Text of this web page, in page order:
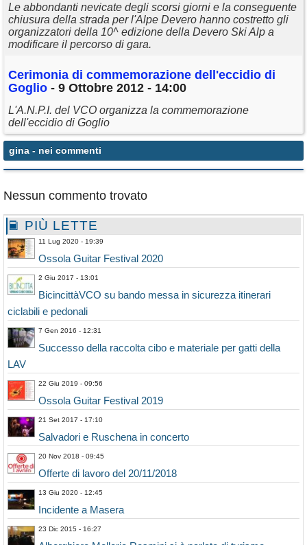
Le abbondanti nevicate degli scorsi giorni e la conseguente
chiusura della strada per l'Alpe Devero hanno costretto gli
organizzatori della 10^ edizione della Devero Ski Alp a
modificare il percorso di gara.
Cerimonia di commemorazione dell'eccidio di
Goglio - 9 Ottobre 2012 - 14:00
L'A.N.P.I. del VCO organizza la commemorazione
dell'eccidio di Goglio
gina - nei commenti
Nessun commento trovato
PIÙ LETTE
11 Lug 2020 - 19:39
Ossola Guitar Festival 2020
2 Giu 2017 - 13:01
BicincittàVCO su bando messa in sicurezza itinerari
ciclabili e pedonali
7 Gen 2016 - 12:31
Successo della raccolta cibo e materiale per gatti della
LAV
22 Giu 2019 - 09:56
Ossola Guitar Festival 2019
21 Set 2017 - 17:10
Salvadori e Ruschena in concerto
20 Nov 2018 - 09:45
Offerte di lavoro del 20/11/2018
13 Giu 2020 - 12:45
Incidente a Masera
23 Dic 2015 - 16:27